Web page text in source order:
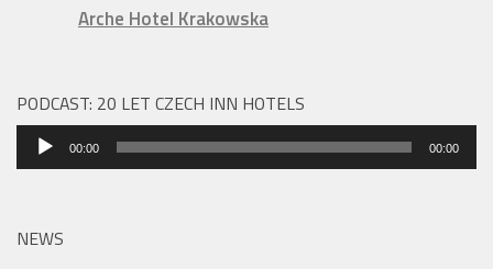
Arche Hotel Krakowska
PODCAST: 20 LET CZECH INN HOTELS
Audio
přehrávač
00:00 00:00
NEWS